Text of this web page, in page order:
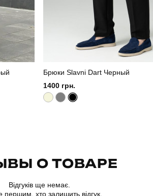
Брюки Slavni Dart Черный
1400 грн.
О ТОВАРЕ
Відгуків ще немає.
першим, хто залишить відгук.